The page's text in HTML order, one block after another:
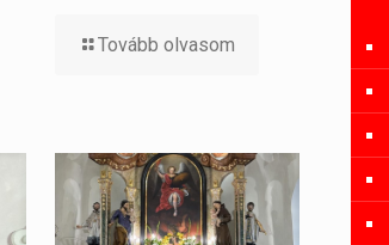
Tovább olvasom